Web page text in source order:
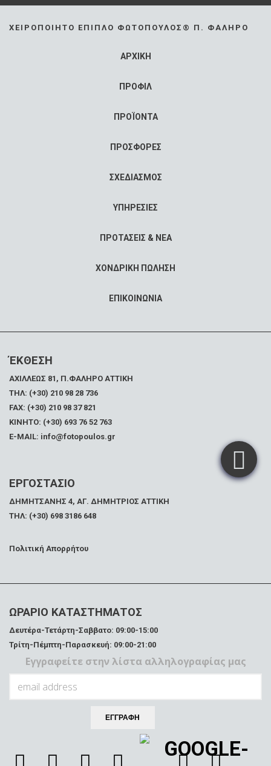
ΧΕΙΡΟΠΟΊΗΤΟ ΈΠΙΠΛΟ ΦΩΤΌΠΟΥΛΟΣ® Π. ΦΆΛΗΡΟ
ΑΡΧΙΚΗ
ΠΡΟΦΙΛ
ΠΡΟΪΟΝΤΑ
ΠΡΟΣΦΟΡΕΣ
ΣΧΕΔΙΑΣΜΟΣ
ΥΠΗΡΕΣΙΕΣ
ΠΡΟΤΑΣΕΙΣ & ΝΕΑ
ΧΟΝΔΡΙΚΗ ΠΩΛΗΣΗ
ΕΠΙΚΟΙΝΩΝΙΑ
ΈΚΘΕΣΗ
ΑΧΙΛΛΕΩΣ 81, Π.ΦΑΛΗΡΟ ΑΤΤΙΚΗ
ΤΗΛ: (+30) 210 98 28 736
FAX: (+30) 210 98 37 821
ΚΙΝΗΤΟ: (+30) 693 76 52 763
E-MAIL: info@fotopoulos.gr
ΕΡΓΟΣΤΑΣΙΟ
ΔΗΜΗΤΣΑΝΗΣ 4, ΑΓ. ΔΗΜΗΤΡΙΟΣ ΑΤΤΙΚΗ
ΤΗΛ: (+30) 698 3186 648
Πολιτική Απορρήτου
ΩΡΑΡΙΟ ΚΑΤΑΣΤΗΜΑΤΟΣ
Δευτέρα-Τετάρτη-Σαββατο: 09:00-15:00
Τρίτη-Πέμπτη-Παρασκευή: 09:00-21:00
Εγγραφείτε στην λίστα αλληλογραφίας μας